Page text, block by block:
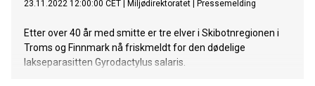
23.11.2022 12:00:00 CET Miljødirektoratet Pressemelding
Etter over 40 år med smitte er tre elver i Skibotnregionen i
Troms og Finnmark nå friskmeldt for den dødelige
lakseparasitten Gyrodactylus salaris.